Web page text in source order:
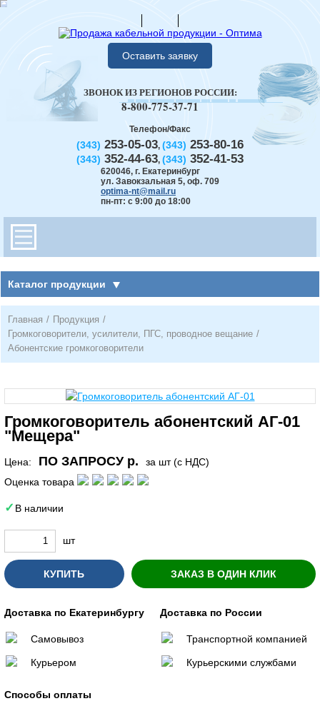
Оставить заявку
Телефон/Факс
(343) 253-05-03, (343) 253-80-16
(343) 352-44-63, (343) 352-41-53
620046, г. Екатеринбург
ул. Завокзальная 5, оф. 709
optima-nt@mail.ru
пн-пт: с 9:00 до 18:00
ЗВОНОК ИЗ РЕГИОНОВ РОССИИ:
8-800-775-37-71
Каталог продукции
Главная / Продукция /
Громкоговорители, усилители, ПГС, проводное вещание /
Абонентские громкоговорители
Громкоговоритель абонентский АГ-01
"Мещера"
Цена: ПО ЗАПРОСУ р.
за шт (с НДС)
Оценка товара
В наличии
шт
КУПИТЬ ЗАКАЗ В ОДИН КЛИК
Доставка по Екатеринбургу
Самовывоз
Курьером
Доставка по России
Транспортной компанией
Курьерскими службами
Способы оплаты